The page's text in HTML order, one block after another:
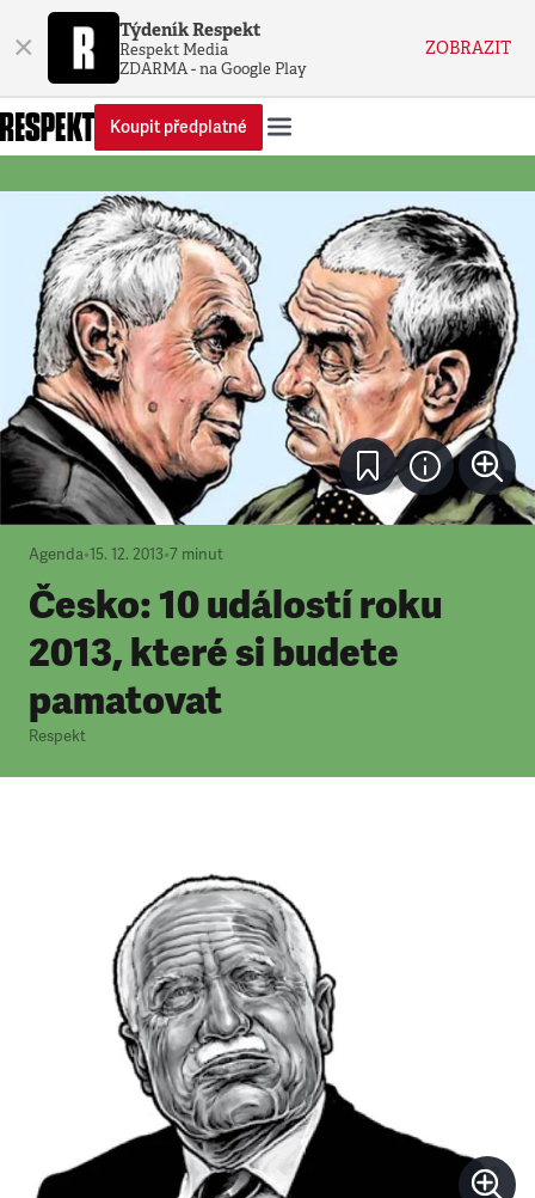
× Týdeník Respekt
Respekt Media
ZDARMA - na Google Play
ZOBRAZIT
Koupit předplatné
Agenda•15. 12. 2013•7 minut
Česko: 10 událostí roku
2013, které si budete
pamatovat
Respekt